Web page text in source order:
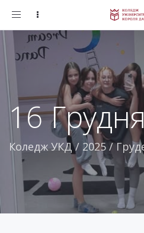
Toggle
16
Коледж УКД/ 2025 /